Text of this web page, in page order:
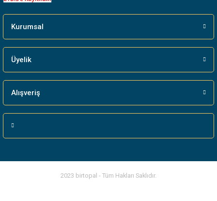
Kurumsal
Üyelik
Alışveriş
2023 birtopal - Tüm Hakları Saklıdır.